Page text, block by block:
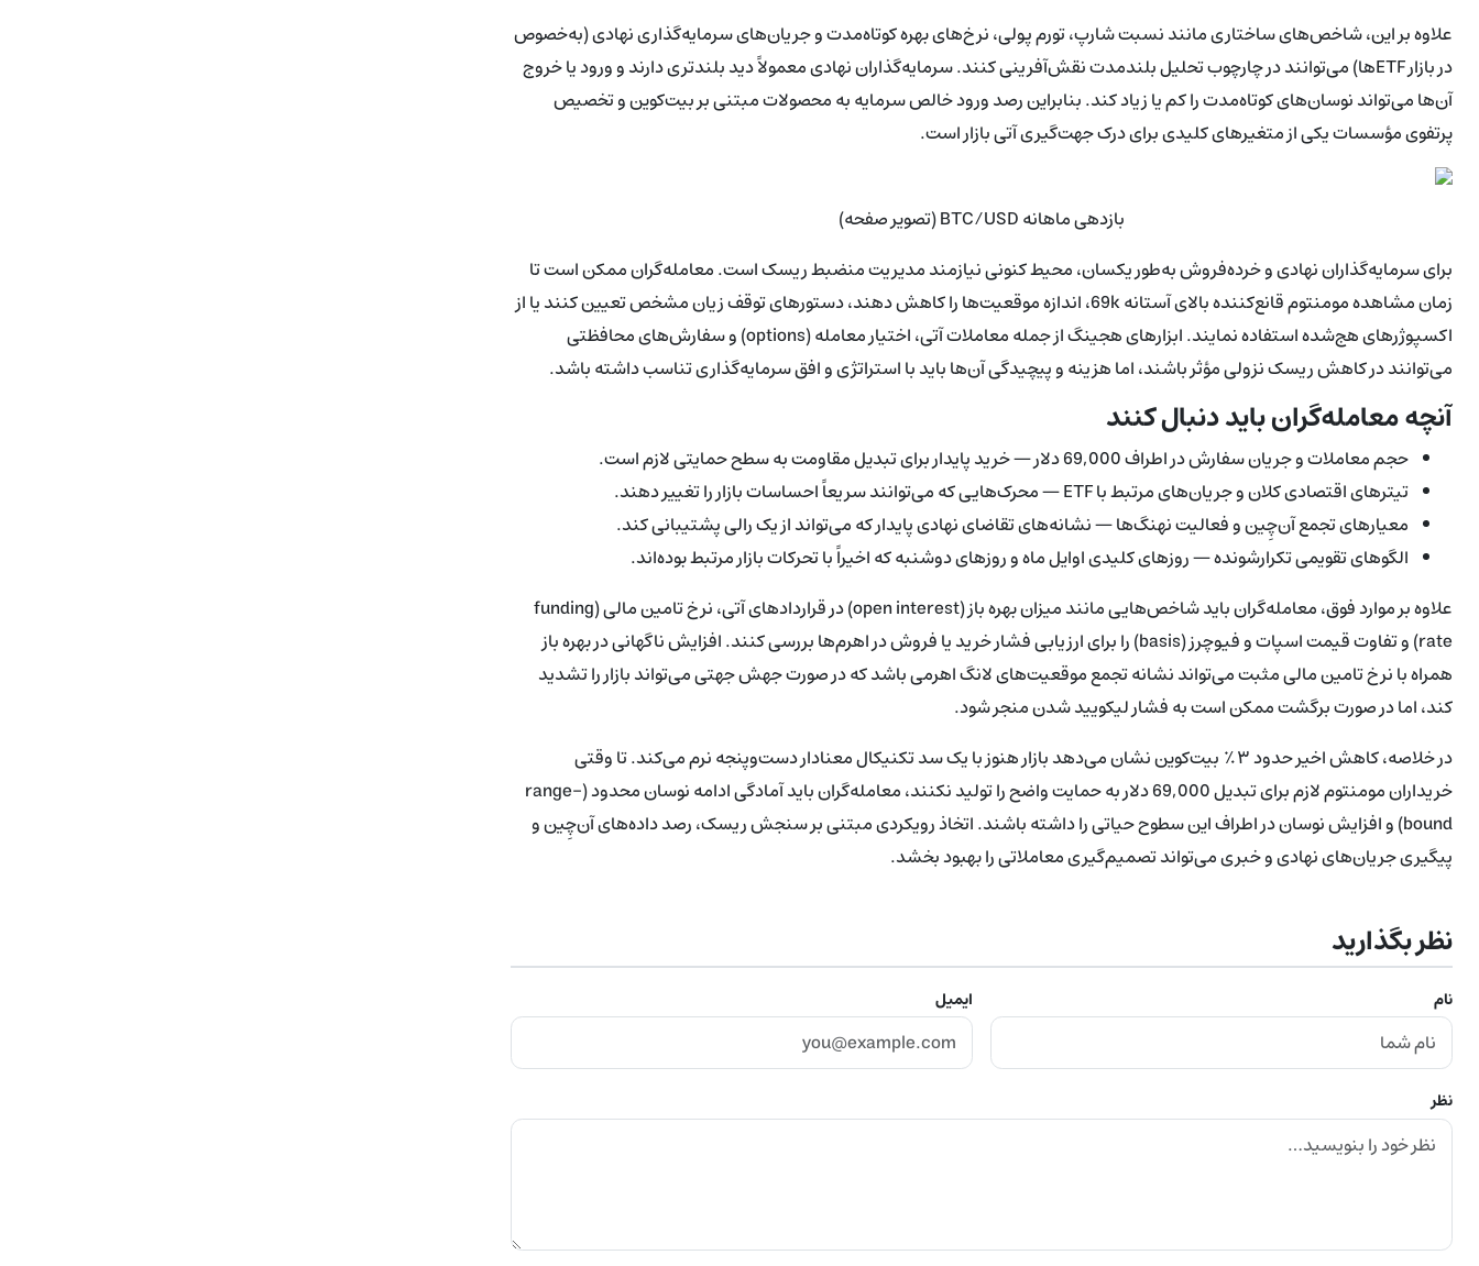
علاوه بر این، شاخص‌های ساختاری مانند نسبت شارپ، تورم پولی، نرخ‌های بهره کوتاه‌مدت و جریان‌های سرمایه‌گذاری نهادی (به‌خصوص
در بازار ETFها) می‌توانند در چارچوب تحلیل بلندمدت نقش‌آفرینی کنند. سرمایه‌گذاران نهادی معمولاً دید بلندتری دارند و ورود یا خروج
آن‌ها می‌تواند نوسان‌های کوتاه‌مدت را کم یا زیاد کند. بنابراین رصد ورود خالص سرمایه به محصولات مبتنی بر بیت‌کوین و تخصیص
پرتفوی مؤسسات یکی از متغیرهای کلیدی برای درک جهت‌گیری آتی بازار است.
بازدهی ماهانه BTC/USD (تصویر صفحه)
برای سرمایه‌گذاران نهادی و خرده‌فروش به‌طور یکسان، محیط کنونی نیازمند مدیریت منضبط ریسک است. معامله‌گران ممکن است تا
زمان مشاهده مومنتوم قانع‌کننده بالای آستانه 69k، اندازه موقعیت‌ها را کاهش دهند، دستورهای توقف زیان مشخص تعیین کنند یا از
اکسپوژرهای هج‌شده استفاده نمایند. ابزارهای هجینگ از جمله معاملات آتی، اختیار معامله (options) و سفارش‌های محافظتی
می‌توانند در کاهش ریسک نزولی مؤثر باشند، اما هزینه و پیچیدگی آن‌ها باید با استراتژی و افق سرمایه‌گذاری تناسب داشته باشد.
آنچه معامله‌گران باید دنبال کنند
حجم معاملات و جریان سفارش در اطراف 69,000 دلار — خرید پایدار برای تبدیل مقاومت به سطح حمایتی لازم است.
تیترهای اقتصادی کلان و جریان‌های مرتبط با ETF — محرک‌هایی که می‌توانند سریعاً احساسات بازار را تغییر دهند.
معیارهای تجمع آن‌چِین و فعالیت نهنگ‌ها — نشانه‌های تقاضای نهادی پایدار که می‌تواند از یک رالی پشتیبانی کند.
الگوهای تقویمی تکرارشونده — روزهای کلیدی اوایل ماه و روزهای دوشنبه که اخیراً با تحرکات بازار مرتبط بوده‌اند.
علاوه بر موارد فوق، معامله‌گران باید شاخص‌هایی مانند میزان بهره باز (open interest) در قراردادهای آتی، نرخ تامین مالی (funding
rate) و تفاوت قیمت اسپات و فیوچرز (basis) را برای ارزیابی فشار خرید یا فروش در اهرم‌ها بررسی کنند. افزایش ناگهانی در بهره باز
همراه با نرخ تامین مالی مثبت می‌تواند نشانه تجمع موقعیت‌های لانگ اهرمی باشد که در صورت جهش جهتی می‌تواند بازار را تشدید
کند، اما در صورت برگشت ممکن است به فشار لیکویید شدن منجر شود.
در خلاصه، کاهش اخیر حدود ۳٪ بیت‌کوین نشان می‌دهد بازار هنوز با یک سد تکنیکال معنادار دست‌وپنجه نرم می‌کند. تا وقتی
خریداران مومنتوم لازم برای تبدیل 69,000 دلار به حمایت واضح را تولید نکنند، معامله‌گران باید آمادگی ادامه نوسان محدود (range-
bound) و افزایش نوسان در اطراف این سطوح حیاتی را داشته باشند. اتخاذ رویکردی مبتنی بر سنجش ریسک، رصد داده‌های آن‌چِین و
پیگیری جریان‌های نهادی و خبری می‌تواند تصمیم‌گیری معاملاتی را بهبود بخشد.
نظر بگذارید
نام ایمیل
نظر